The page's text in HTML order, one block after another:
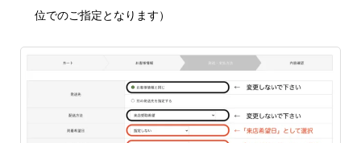
位でのご指定となります）